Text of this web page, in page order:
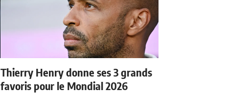
Thierry Henry donne ses 3 grands
favoris pour le Mondial 2026